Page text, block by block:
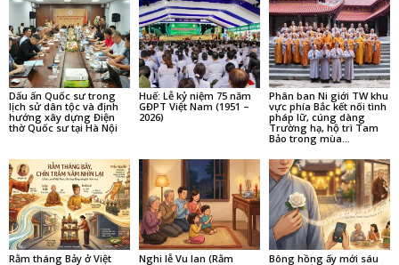
Dấu ấn Quốc sư trong
lịch sử dân tộc và định
hướng xây dựng Điện
thờ Quốc sư tại Hà Nội
Huế: Lễ kỷ niệm 75 năm
GĐPT Việt Nam (1951 –
2026)
Phân ban Ni giới TW khu
vực phía Bắc kết nối tình
pháp lữ, cúng dàng
Trường hạ, hộ trì Tam
Bảo trong mùa...
Rằm tháng Bảy ở Việt
Nghi lễ Vu lan (Rằm
Bông hồng ấy mới sáu